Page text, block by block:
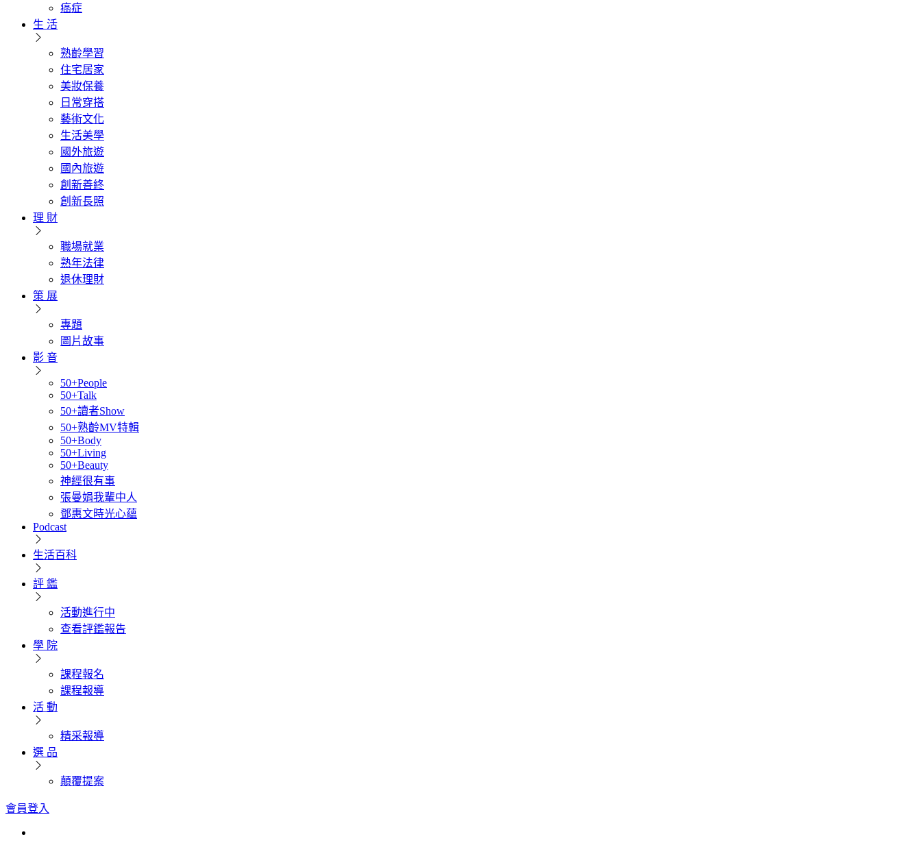
癌症
生 活
熟齡學習
住宅居家
美妝保養
日常穿搭
藝術文化
生活美學
國外旅遊
國內旅遊
創新善終
創新長照
理 財
職場就業
熟年法律
退休理財
策 展
專題
圖片故事
影 音
50+People
50+Talk
50+讀者Show
50+熟齡MV特輯
50+Body
50+Living
50+Beauty
神經很有事
張曼娟我輩中人
鄧惠文時光心蘊
Podcast
生活百科
評 鑑
活動進行中
查看評鑑報告
學 院
課程報名
課程報導
活 動
精采報導
選 品
顛覆提案
會員登入